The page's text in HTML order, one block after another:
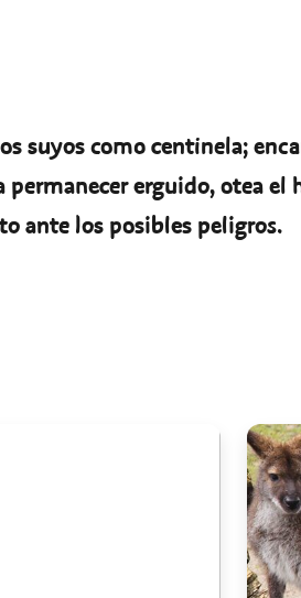
suyos como centinela;
erguido, otea el
ante los posibles peligros.